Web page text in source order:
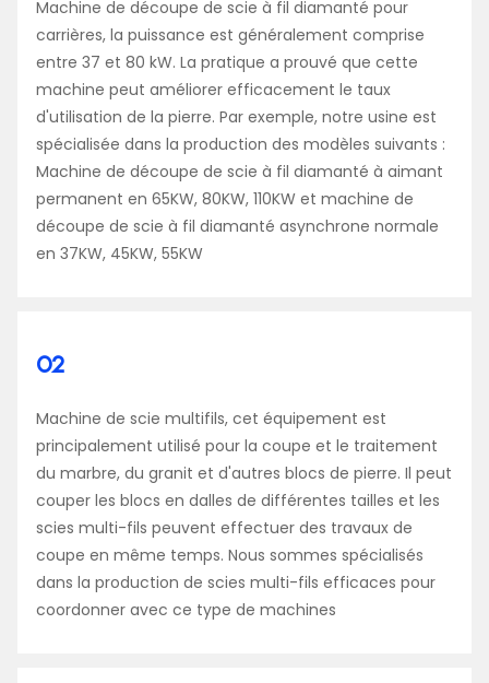
Machine de découpe de scie à fil diamanté pour
carrières, la puissance est généralement comprise
entre 37 et 80 kW. La pratique a prouvé que cette
machine peut améliorer efficacement le taux
d'utilisation de la pierre. Par exemple, notre usine est
spécialisée dans la production des modèles suivants :
Machine de découpe de scie à fil diamanté à aimant
permanent en 65KW, 80KW, 110KW et machine de
découpe de scie à fil diamanté asynchrone normale
en 37KW, 45KW, 55KW
02
Machine de scie multifils, cet équipement est
principalement utilisé pour la coupe et le traitement
du marbre, du granit et d'autres blocs de pierre. Il peut
couper les blocs en dalles de différentes tailles et les
scies multi-fils peuvent effectuer des travaux de
coupe en même temps. Nous sommes spécialisés
dans la production de scies multi-fils efficaces pour
coordonner avec ce type de machines